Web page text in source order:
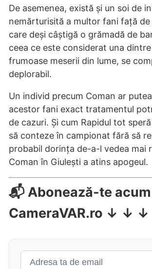
De asemenea, există și un soi de
nemărturisită a multor fani față
care deși câștigă o grămadă de
ceea ce este considerat una
frumoase meserii din lume, se
deplorabil.
Un individ precum Coman ar
acestor fani exact tratamentul
de cazuri. Și cum Rapidul tot
să conteze în campionat fără să
probabil dorința de-a-l vedea mai
Coman în Giulești a atins apogeul.
📬 Abonează-te acum
CameraVAR.ro ↓ ↓ ↓